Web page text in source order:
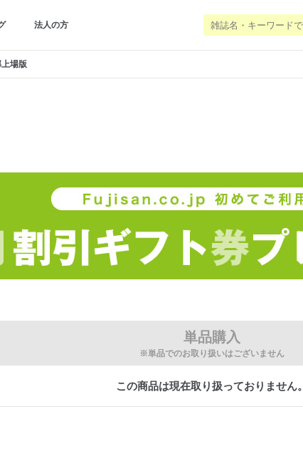
法人の方
場版
単品購入
※単品でのお取り扱いはございません
この商品は現在取り扱っておりません。